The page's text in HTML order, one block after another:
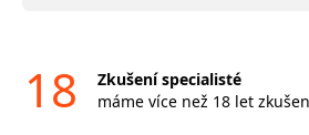
18
Zkušení specialisté
máme více než 18 let